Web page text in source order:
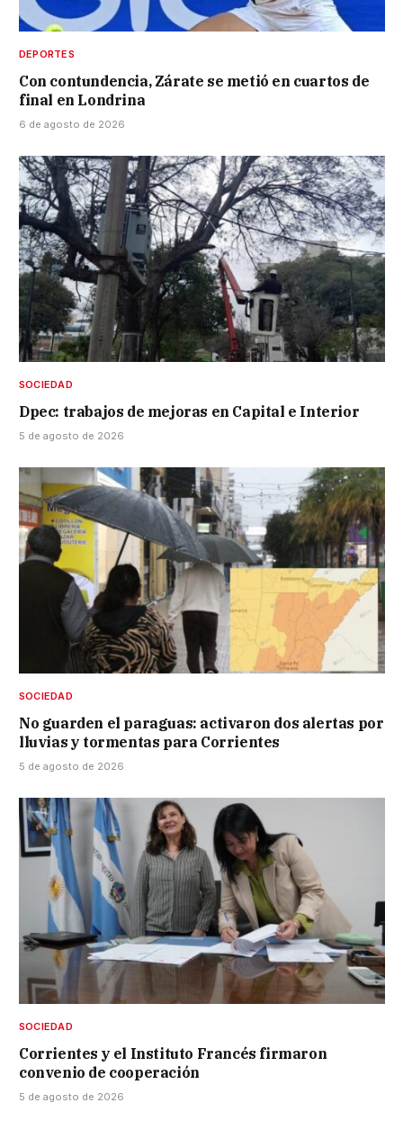
DEPORTES
Con contundencia, Zárate se metió en cuartos de
final en Londrina
6 de agosto de 2026
SOCIEDAD
Dpec: trabajos de mejoras en Capital e Interior
5 de agosto de 2026
SOCIEDAD
No guarden el paraguas: activaron dos alertas por
lluvias y tormentas para Corrientes
5 de agosto de 2026
SOCIEDAD
Corrientes y el Instituto Francés firmaron
convenio de cooperación
5 de agosto de 2026